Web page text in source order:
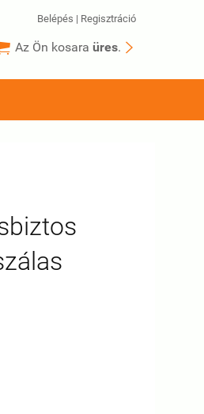
Az Ön kosara üres. 
Belépés | Regisztráció